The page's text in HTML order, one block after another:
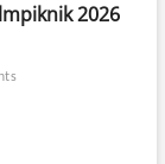
2026